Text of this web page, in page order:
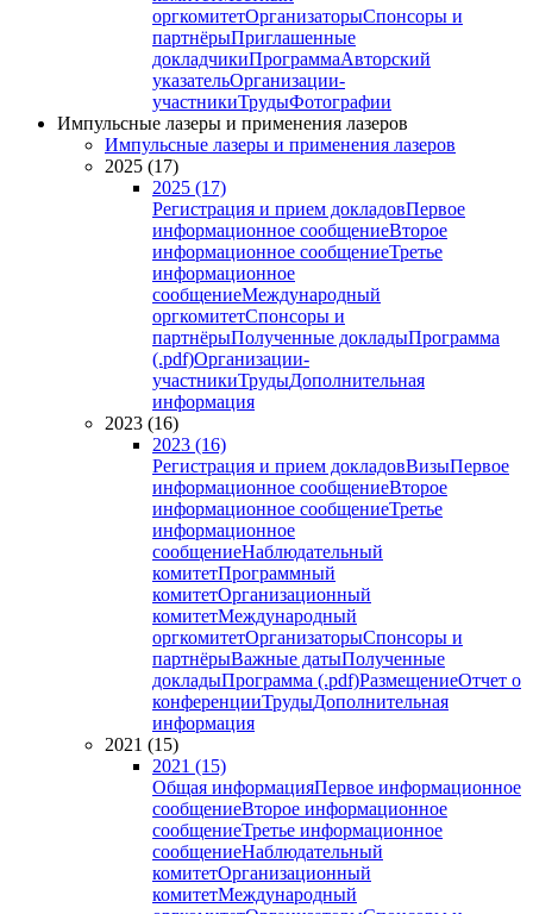
оргкомитетОрганизаторыСпонсоры и
партнёрыПриглашенные
докладчикиПрограммаАвторский
указательОрганизации-
участникиТрудыФотографии
Импульсные лазеры и применения лазеров
Импульсные лазеры и применения лазеров
2025 (17)
2025 (17)
Регистрация и прием докладовПервое
информационное сообщениеВторое
информационное сообщениеТретье
информационное
сообщениеМеждународный
оргкомитетСпонсоры и
партнёрыПолученные докладыПрограмма
(.pdf)Организации-
участникиТрудыДополнительная
информация
2023 (16)
2023 (16)
Регистрация и прием докладовВизыПервое
информационное сообщениеВторое
информационное сообщениеТретье
информационное
сообщениеНаблюдательный
комитетПрограммный
комитетОрганизационный
комитетМеждународный
оргкомитетОрганизаторыСпонсоры и
партнёрыВажные датыПолученные
докладыПрограмма (.pdf)РазмещениеОтчет о
конференцииТрудыДополнительная
информация
2021 (15)
2021 (15)
Общая информацияПервое информационное
сообщениеВторое информационное
сообщениеТретье информационное
сообщениеНаблюдательный
комитетОрганизационный
комитетМеждународный